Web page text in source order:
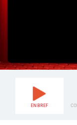
EN BREF